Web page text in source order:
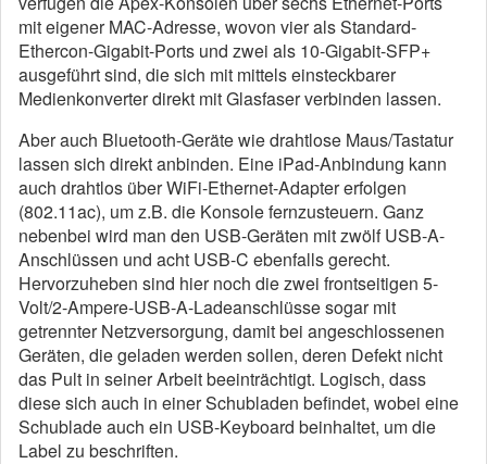
mit eigener MAC-Adresse, wovon vier als Standard-
Ethercon-Gigabit-Ports und zwei als 10-Gigabit-SFP+
ausgeführt sind, die sich mit mittels einsteckbarer
Medienkonverter direkt mit Glasfaser verbinden lassen.
Aber auch Bluetooth-Geräte wie drahtlose Maus/Tastatur
lassen sich direkt anbinden. Eine iPad-Anbindung kann
auch drahtlos über WiFi-Ethernet-Adapter erfolgen
(802.11ac), um z.B. die Konsole fernzusteuern. Ganz
nebenbei wird man den USB-Geräten mit zwölf USB-A-
Anschlüssen und acht USB-C ebenfalls gerecht.
Hervorzuheben sind hier noch die zwei frontseitigen 5-
Volt/2-Ampere-USB-A-Ladeanschlüsse sogar mit
getrennter Netzversorgung, damit bei angeschlossenen
Geräten, die geladen werden sollen, deren Defekt nicht
das Pult in seiner Arbeit beeinträchtigt. Logisch, dass
diese sich auch in einer Schubladen befindet, wobei eine
Schublade auch ein USB-Keyboard beinhaltet, um die
Label zu beschriften.